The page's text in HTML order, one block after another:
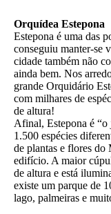
Orquídea Estepona
Estepona é uma das
conseguiu manter-se
cidade também não
ainda bem. Nos
grande Orquidário
com milhares de
de altura!
Afinal, Estepona é “o
1.500 espécies
de plantas e flores do
edifício. A maior
de altura e está
existe um parque de
lago, palmeiras e